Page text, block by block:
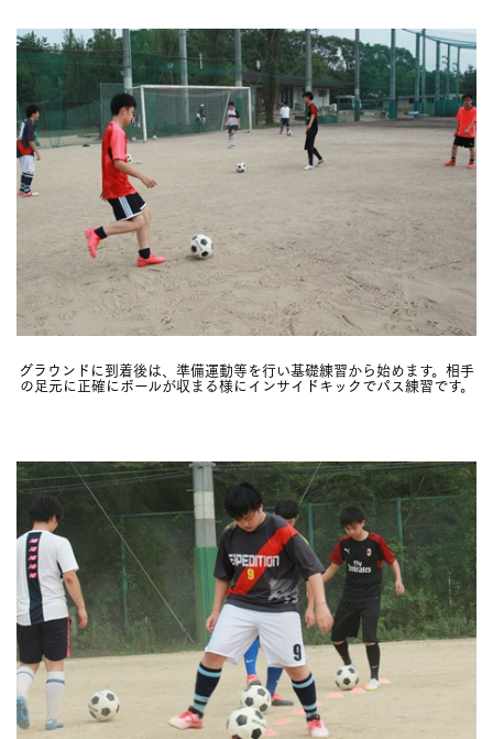
グラウンドに到着後は、準備運動等を行い基礎練習から始めます。相手
の足元に正確にボールが収まる様にインサイドキックでパス練習です。